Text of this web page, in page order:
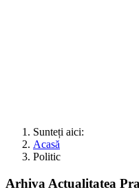
Sunteți aici:
Acasă
Politic
Arhiva Actualitatea